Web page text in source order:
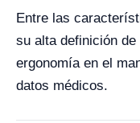
Entre las
su alta definición
ergonomía en el
datos médicos.